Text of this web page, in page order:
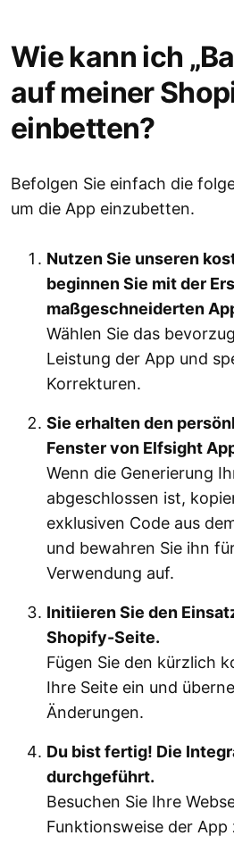
Wie kann ich
auf meiner
einbetten?
Befolgen Sie einfach die
um die App einzubetten.
Nutzen Sie unseren
beginnen Sie mit der
maßgeschneiderten
Wählen Sie das
Leistung der App und
Korrekturen.
Sie erhalten den
Fenster von Elfsight
Wenn die Generierung
abgeschlossen ist,
exklusiven Code aus
und bewahren Sie ihn
Verwendung auf.
Initiieren Sie den
Shopify-Seite.
Fügen Sie den kürzlich
Ihre Seite ein und
Änderungen.
Du bist fertig! Die
durchgeführt.
Besuchen Sie Ihre
Funktionsweise der App